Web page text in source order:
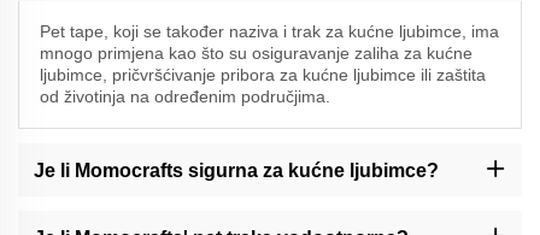
Pet tape, koji se također naziva i trak za kućne ljubimce, ima
mnogo primjena kao što su osiguravanje zaliha za kućne
ljubimce, pričvršćivanje pribora za kućne ljubimce ili zaštita
od životinja na određenim područjima.
Je li Momocrafts sigurna za kućne ljubimce?
lepilne trake za kućne ljubimce; međutim, uvijek je poželjno